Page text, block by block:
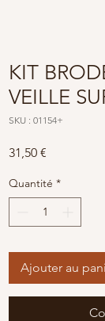
KIT
VEILLE
SKU : 01154+
31,50 €
Quantité *
Ajouter au